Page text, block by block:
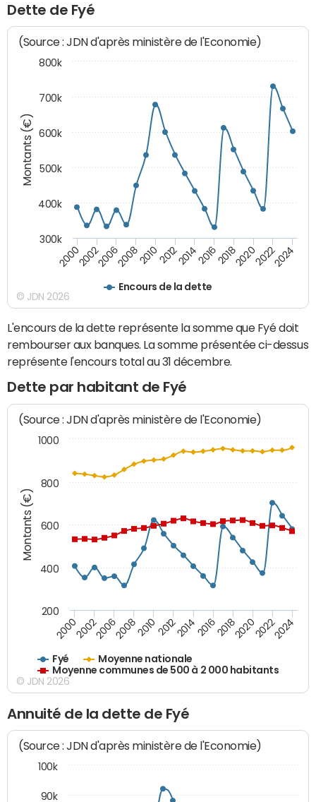
Dette de Fyé
Montants (€)
(Source : JDN d'après ministère de l'Economie)
Encours de la dette
200020022006200820102012201420162018202020222024
300k
400k
500k
600k
700k
800k
© JDN 2026
L'encours de la dette représente la somme que Fyé doit
rembourser aux banques. La somme présentée ci-dessus
représente l'encours total au 31 décembre.
Dette par habitant de Fyé
Montants (€)
(Source : JDN d'après ministère de l'Economie)
Fyé
Moyenne nationale
Moyenne communes de 500 à 2 000 habitants
200020022006200820102012201420162018202020222024
200
400
600
800
1000
© JDN 2026
Annuité de la dette de Fyé
(Source : JDN d'après ministère de l'Economie)
90k
100k